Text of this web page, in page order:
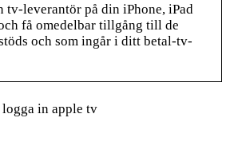
tv-leverantör på din iPhone, iPad
få omedelbar tillgång till de
och som ingår i ditt betal-tv-
in apple tv